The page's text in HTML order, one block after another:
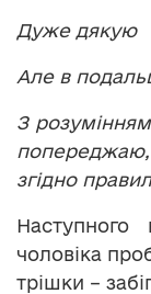
Дуже дякую
Але в
З
попереджаю,
згідно
чоловіка
трішки –